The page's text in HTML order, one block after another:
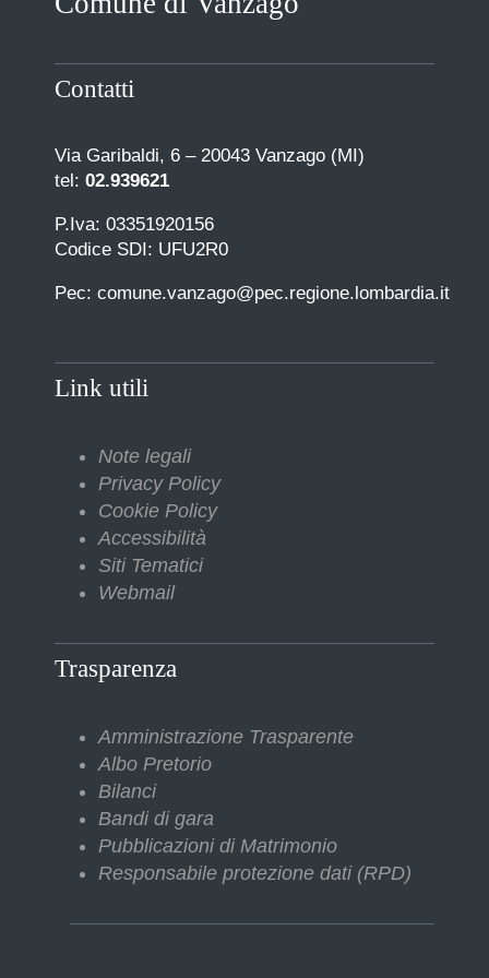
Contatti
Via Garibaldi, 6 – 20043 Vanzago (MI)
tel: 02.939621
P.Iva: 03351920156
Codice SDI: UFU2R0
Pec: comune.vanzago@pec.regione.lombardia.it
Link utili
Note legali
Privacy Policy
Cookie Policy
Accessibilità
Siti Tematici
Webmail
Trasparenza
Amministrazione Trasparente
Albo Pretorio
Bilanci
Bandi di gara
Pubblicazioni di Matrimonio
Responsabile protezione dati (RPD)